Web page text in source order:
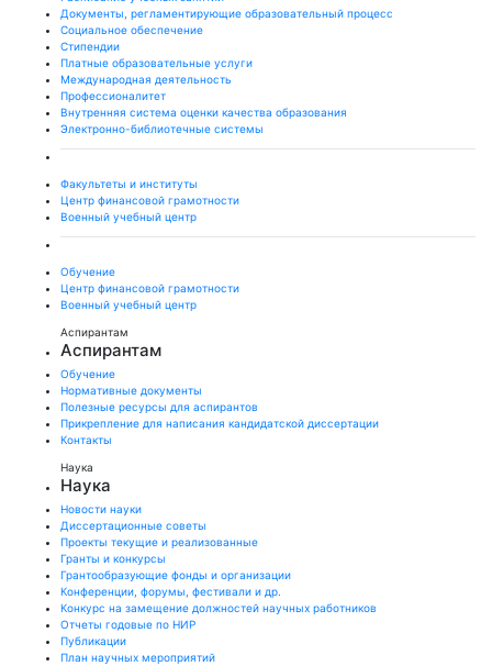
Документы, регламентирующие образовательный процесс
Социальное обеспечение
Стипендии
Платные образовательные услуги
Международная деятельность
Профессионалитет
Внутренняя система оценки качества образования
Электронно-библиотечные системы
Факультеты и институты
Центр финансовой грамотности
Военный учебный центр
Обучение
Центр финансовой грамотности
Военный учебный центр
Аспирантам
Аспирантам
Обучение
Нормативные документы
Полезные ресурсы для аспирантов
Прикрепление для написания кандидатской диссертации
Контакты
Наука
Наука
Новости науки
Диссертационные советы
Проекты текущие и реализованные
Гранты и конкурсы
Грантообразующие фонды и организации
Конференции, форумы, фестивали и др.
Конкурс на замещение должностей научных работников
Отчеты годовые по НИР
Публикации
План научныx мероприятий